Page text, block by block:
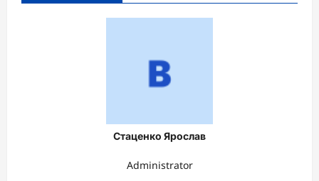
Стаценко Ярослав
Administrator